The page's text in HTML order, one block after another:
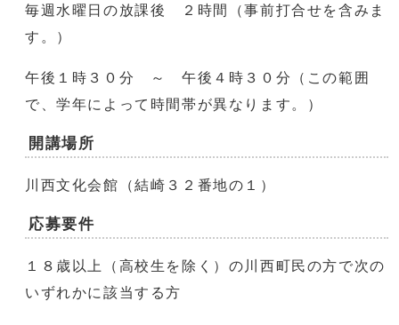
毎週水曜日の放課後 ２時間（事前打合せを含みま
す。）
午後１時３０分 ～ 午後４時３０分（この範囲
で、学年によって時間帯が異なります。）
開講場所
川西文化会館（結崎３２番地の１）
応募要件
１８歳以上（高校生を除く）の川西町民の方で次の
いずれかに該当する方